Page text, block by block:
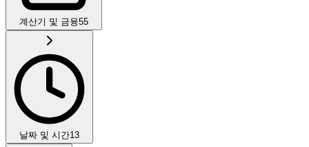
계산기 및 금융55
날짜 및 시간13